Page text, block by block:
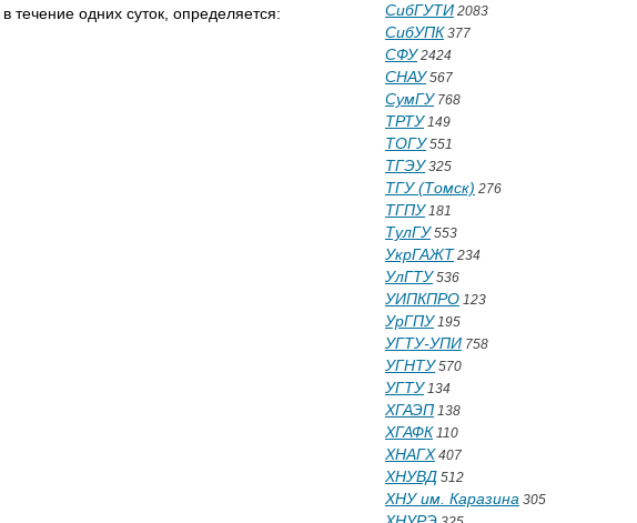
течение одних суток, определяется: СибГУТИ 2083
СибУПК 377
СФУ2424
СНАУ567
СумГУ768
ТРТУ149
ТОГУ551
ТГЭУ325
ТГУ (Томск) 276
ТГПУ181
ТулГУ553
УкрГАЖТ 234
УлГТУ536
УИПКПРО 123
УрГПУ195
УГТУ-УПИ 758
УГНТУ570
УГТУ134
ХГАЭП 138
ХГАФК 110
ХНАГХ 407
ХНУВД 512
ХНУ им. Каразина 305